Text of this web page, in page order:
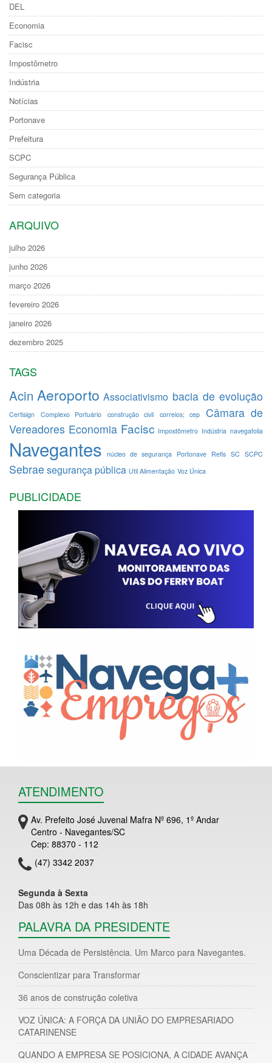
DEL
Economia
Facisc
Impostômetro
Indústria
Notícias
Portonave
Prefeitura
SCPC
Segurança Pública
Sem categoria
ARQUIVO
julho 2026
junho 2026
março 2026
fevereiro 2026
janeiro 2026
dezembro 2025
TAGS
Acin Aeroporto Associativismo bacia de evolução
Certisign Complexo Portuário construção civil correios; cep
Câmara de
Vereadores Economia Facisc Impostômetro Indústria navegafolia
Navegantes núcleo de segurança Portonave Refis SC SCPC
Sebrae segurança pública Util Alimentação Voz Única
PUBLICIDADE
ATENDIMENTO
Av. Prefeito José Juvenal Mafra Nº 696, 1º Andar
Centro - Navegantes/SC
Cep: 88370 - 112
(47) 3342 2037
Segunda à Sexta
Das 08h às 12h e das 14h às 18h
PALAVRA DA PRESIDENTE
Uma Década de Persistência. Um Marco para Navegantes.
Conscientizar para Transformar
36 anos de construção coletiva
VOZ ÚNICA: A FORÇA DA UNIÃO DO EMPRESARIADO
CATARINENSE
QUANDO A EMPRESA SE POSICIONA, A CIDADE AVANÇA